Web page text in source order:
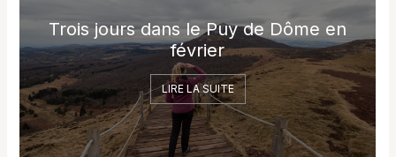
Trois jours dans le Puy de Dôme en
février
LIRE LA SUITE